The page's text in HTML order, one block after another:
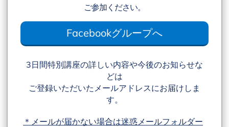
ご参加ください。
Facebookグループへ
3日間特別講座の詳しい内容や今後のお知らせな
どは
ご登録いただいたメールアドレスにお届けしま
す。
＊メールが届かない場合は迷惑メールフォルダー